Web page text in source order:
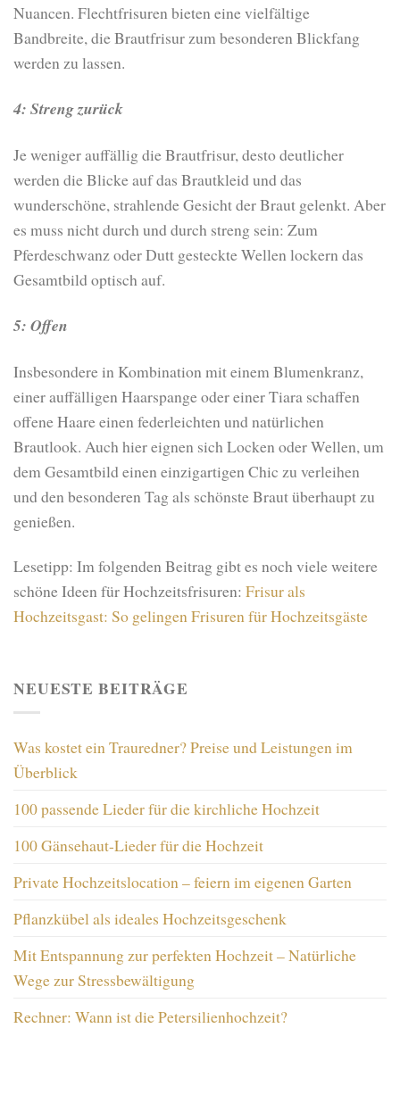
Nuancen. Flechtfrisuren bieten eine vielfältige
Bandbreite, die Brautfrisur zum besonderen Blickfang
werden zu lassen.
4: Streng zurück
Je weniger auffällig die Brautfrisur, desto deutlicher
werden die Blicke auf das Brautkleid und das
wunderschöne, strahlende Gesicht der Braut gelenkt. Aber
es muss nicht durch und durch streng sein: Zum
Pferdeschwanz oder Dutt gesteckte Wellen lockern das
Gesamtbild optisch auf.
5: Offen
Insbesondere in Kombination mit einem Blumenkranz,
einer auffälligen Haarspange oder einer Tiara schaffen
offene Haare einen federleichten und natürlichen
Brautlook. Auch hier eignen sich Locken oder Wellen, um
dem Gesamtbild einen einzigartigen Chic zu verleihen
und den besonderen Tag als schönste Braut überhaupt zu
genießen.
Lesetipp: Im folgenden Beitrag gibt es noch viele weitere
schöne Ideen für Hochzeitsfrisuren: Frisur als
Hochzeitsgast: So gelingen Frisuren für Hochzeitsgäste
NEUESTE BEITRÄGE
Was kostet ein Trauredner? Preise und Leistungen im
Überblick
100 passende Lieder für die kirchliche Hochzeit
100 Gänsehaut-Lieder für die Hochzeit
Private Hochzeitslocation – feiern im eigenen Garten
Pflanzkübel als ideales Hochzeitsgeschenk
Mit Entspannung zur perfekten Hochzeit – Natürliche
Wege zur Stressbewältigung
Rechner: Wann ist die Petersilienhochzeit?